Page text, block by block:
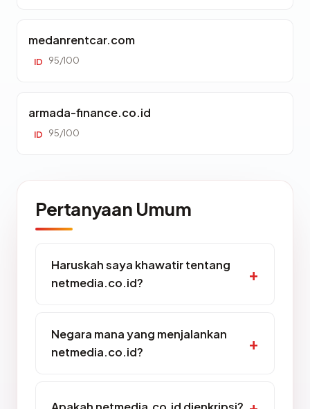
medanrentcar.com
ID 95/100
armada-finance.co.id
ID 95/100
Pertanyaan Umum
Haruskah saya khawatir tentang
netmedia.co.id?
Negara mana yang menjalankan
netmedia.co.id?